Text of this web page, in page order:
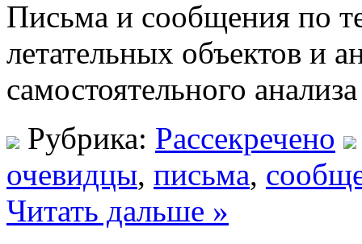
Письма и сообщения по
летательных объектов и
самостоятельного
Рубрика: Рассекречено
очевидцы, письма,
Читать дальше »